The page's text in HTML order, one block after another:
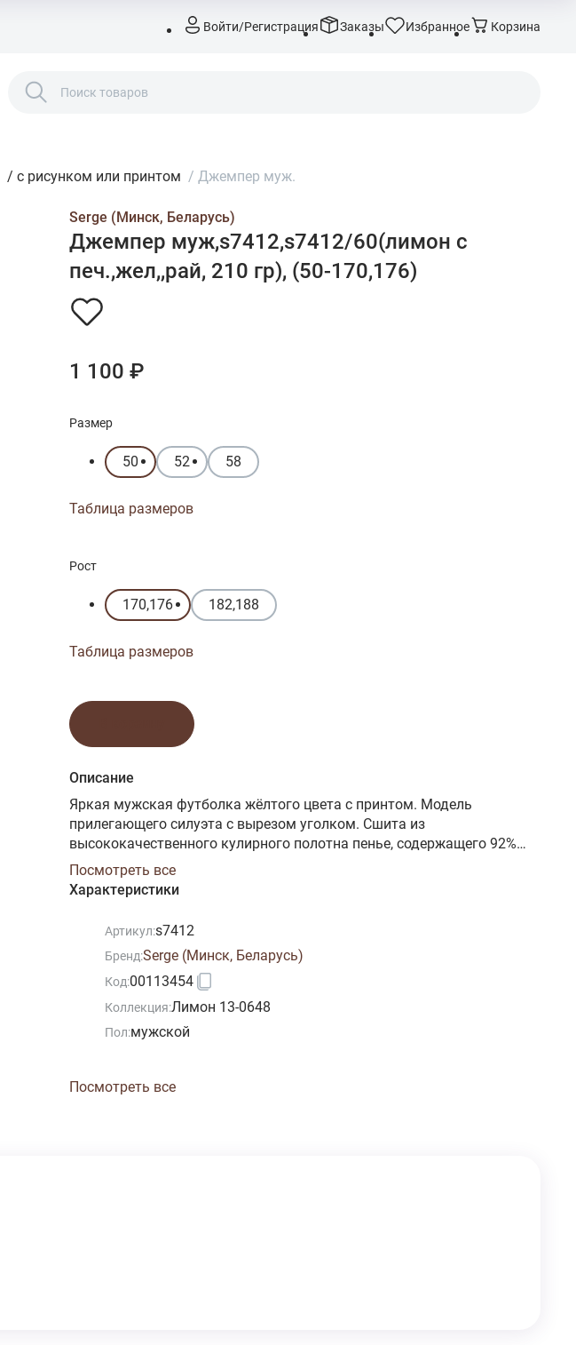
Войти/Регистрация Заказы Избранное Корзина
/ с рисунком или принтом / Джемпер муж.
Serge (Минск, Беларусь)
Джемпер муж,s7412,s7412/60(лимон с
печ.,жел,,рай, 210 гр), (50-170,176)
1 100 ₽
Размер
50 52 58
Таблица размеров
Рост
170,176 182,188
Таблица размеров
Описание
Яркая мужская футболка жёлтого цвета с принтом. Модель
прилегающего силуэта с вырезом уголком. Сшита из
высококачественного кулирного полотна пенье, содержащего 92%
натурального хлопка, который характеризуется высокой
гигроскопичностью, воздухопроницаемостью, безопасностью для
здоровья, гигиеничностью. Добавление эластана повышает
прочность и формоустойчивость изделия. Модель s7412
Посмотреть все
Характеристики
Артикул:s7412
Бренд:Serge (Минск, Беларусь)
Код:00113454
Коллекция:Лимон 13-0648
Пол:мужской
Посмотреть все